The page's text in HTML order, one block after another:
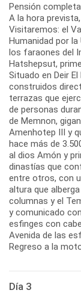
Pensión completa.
A la hora
Visitaremos: el
Humanidad por
los faraones del
Hatshepsut,
Situado en Deir
construidos
terrazas que
de personas
de Memnon,
Amenhotep III y
hace más de
al dios Amón y
dinastías que
entre otros, con
altura que
columnas y el
y comunicado
esfinges con
Avenida de las
Regreso a la
Día 3